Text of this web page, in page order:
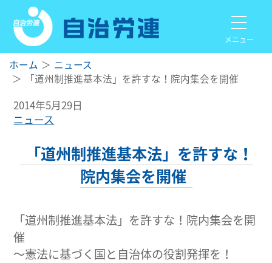
メニュー
ホーム
ニュース
「道州制推進基本法」を許すな！院内集会を開催
2014年5月29日
ニュース
「道州制推進基本法」を許すな！
院内集会を開催
「道州制推進基本法」を許すな！院内集会を開
催
～憲法に基づく国と自治体の役割発揮を！